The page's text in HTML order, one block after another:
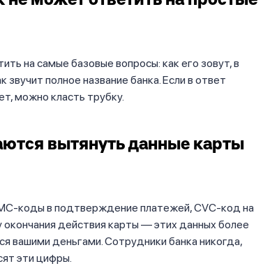
на самые базовые вопросы: как его зовут, в
полное название банка. Если в ответ
можно класть трубку.
вытянуть данные карты
коды в подтверждение платежей, CVC-код на
действия карты — этих данных более
вашими деньгами. Сотрудники банка никогда,
эти цифры.